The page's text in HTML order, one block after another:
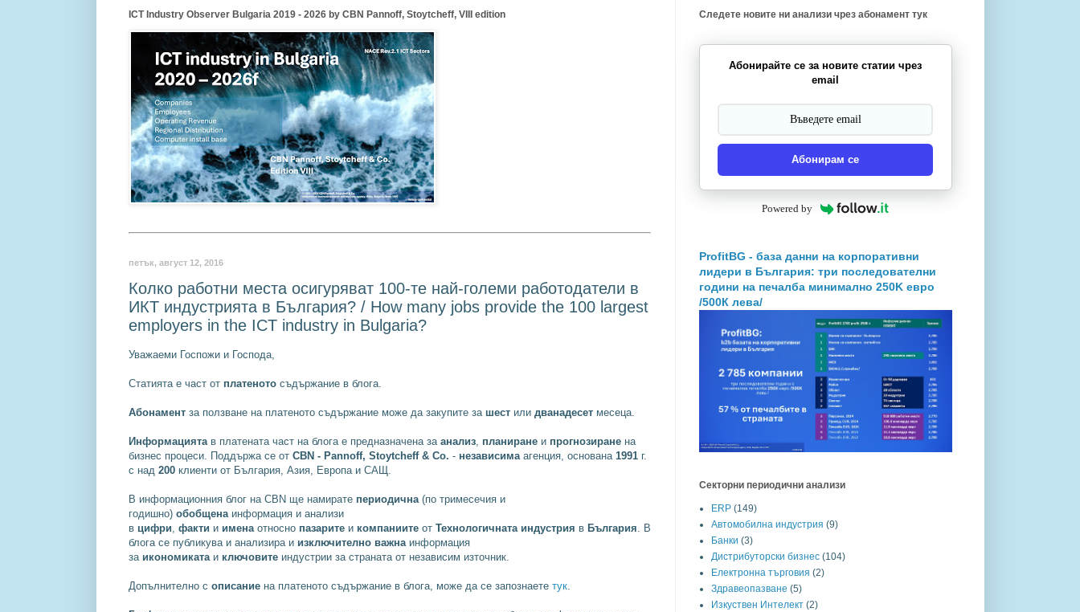
ICT Industry Observer Bulgaria 2019 - 2026 by CBN Pannoff, Stoytcheff, VIII edition
петък, август 12, 2016
Колко работни места осигуряват 100-те най-големи работодатели в
ИКТ индустрията в България? / How many jobs provide the 100 largest
employers in the ICT industry in Bulgaria?
Уважаеми Госпожи и Господа,
Статията е част от платенотосъдържание в блога.
Абонаментза ползване на платеното съдържание може да закупите за шестили дванадесетмесеца.
Информациятав платената част на блога е предназначена за анализ, планиранеи прогнозиранена
бизнес процеси. Поддържа се от CBN - Pannoff, Stoytcheff & Co. - независимаагенция, основана 1991г.
с над 200клиенти от България, Азия, Европа и САЩ.
В информационния блог на CBN ще намирате периодична(по тримесечия и
годишно) обобщенаинформация и анализи
в цифри, факти и именаотносно пазаритеи компаниитеот Технологичната индустрия в България. В
блога се публикува и анализира и изключително важнаинформация
за икономикатаи ключовитеиндустрии за страната от независим източник.
Допълнително с описание на платеното съдържание в блога, може да се запознаете тук.
Следете новите ни анализи чрез абонамент тук
Абонирайте се за новите статии чрез
email
Абонирам се
Powered by
ProfitBG - база данни на корпоративни
лидери в България: три последователни
години на печалба минимално 250K евро
/500К лева/
Секторни периодични анализи
ERP (149)
Автомобилна индустрия (9)
Банки (3)
Дистрибуторски бизнес (104)
Електронна търговия (2)
Здравеопазване (5)
Изкуствен Интелект (2)